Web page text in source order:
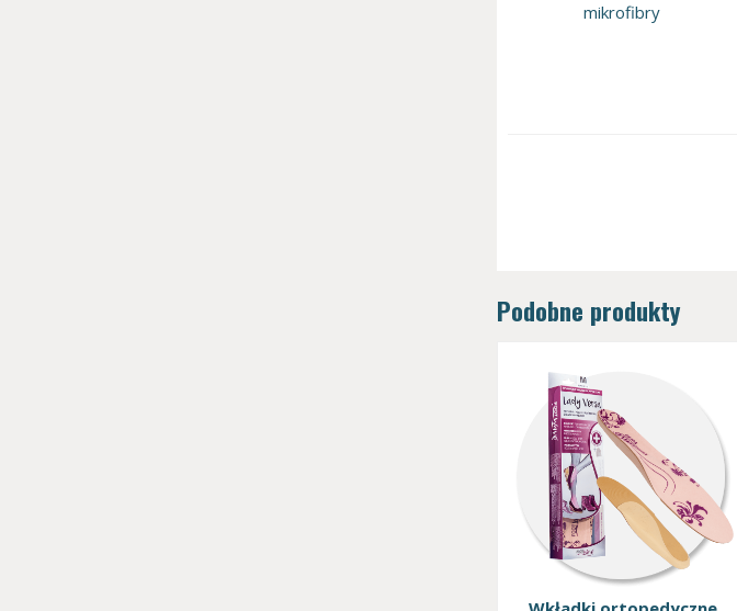
mikrofibry
Podobne produkty